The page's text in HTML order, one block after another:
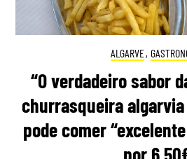
ALGARVE,
“O verdadeiro sabor
churrasqueira algarvia
pode comer
por